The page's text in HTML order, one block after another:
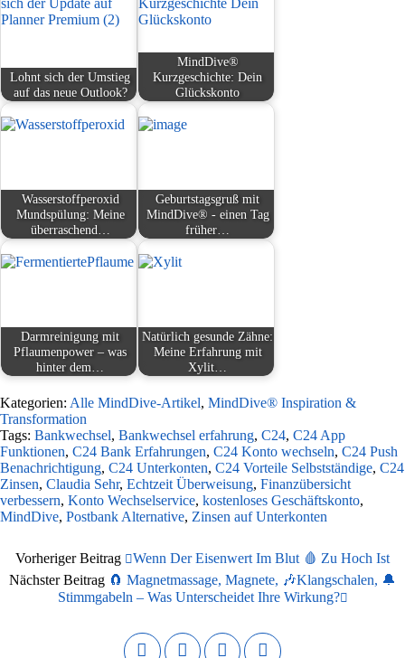
Lohnt sich der Umstieg
auf das neue Outlook?
MindDive®
Kurzgeschichte: Dein
Glückskonto
Wasserstoffperoxid
Mundspülung: Meine
überraschend…
Geburtstagsgruß mit
MindDive® - einen Tag
früher…
Darmreinigung mit
Pflaumenpower – was
hinter dem…
Natürlich gesunde Zähne:
Meine Erfahrung mit
Xylit…
Kategorien: Alle MindDive-Artikel, MindDive® Inspiration &
Transformation
Tags: Bankwechsel, Bankwechsel erfahrung, C24, C24 App
Funktionen, C24 Bank Erfahrungen, C24 Konto wechseln, C24 Push
Benachrichtigung, C24 Unterkonten, C24 Vorteile Selbstständige, C24
Zinsen, Claudia Sehr, Echtzeit Überweisung, Finanzübersicht
verbessern, Konto Wechselservice, kostenloses Geschäftskonto,
MindDive, Postbank Alternative, Zinsen auf Unterkonten
Vorheriger Beitrag
Wenn Der Eisenwert Im Blut 🩸 Zu Hoch Ist
Nächster Beitrag 🧲 Magnetmassage, Magnete, 🎶Klangschalen, 🔔
Stimmgabeln – Was Unterscheidet Ihre Wirkung?